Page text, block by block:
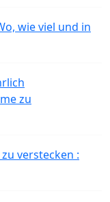
wie viel und in
zu
verstecken :